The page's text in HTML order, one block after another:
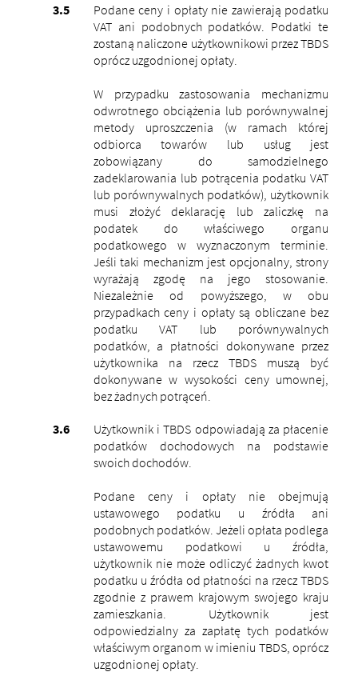
Podane ceny i opłaty nie zawierają podatku
VAT ani podobnych podatków. Podatki te
zostaną naliczone użytkownikowi przez TBDS
oprócz uzgodnionej opłaty.
W przypadku zastosowania mechanizmu
odwrotnego obciążenia lub porównywalnej
metody uproszczenia (w ramach której
odbiorca towarów lub usług jest
zobowiązany do samodzielnego
zadeklarowania lub potrącenia podatku VAT
lub porównywalnych podatków), użytkownik
musi złożyć deklarację lub zaliczkę na
podatek do właściwego organu
podatkowego w wyznaczonym terminie.
Jeśli taki mechanizm jest opcjonalny, strony
wyrażają zgodę na jego stosowanie.
Niezależnie od powyższego, w obu
przypadkach ceny i opłaty są obliczane bez
podatku VAT lub porównywalnych
podatków, a płatności dokonywane przez
użytkownika na rzecz TBDS muszą być
dokonywane w wysokości ceny umownej,
bez żadnych potrąceń.
Użytkownik i TBDS odpowiadają za płacenie
podatków dochodowych na podstawie
swoich dochodów.
Podane ceny i opłaty nie obejmują
ustawowego podatku u źródła ani
podobnych podatków. Jeżeli opłata podlega
ustawowemu podatkowi u źródła,
użytkownik nie może odliczyć żadnych kwot
podatku u źródła od płatności na rzecz TBDS
zgodnie z prawem krajowym swojego kraju
zamieszkania. Użytkownik jest
odpowiedzialny za zapłatę tych podatków
właściwym organom w imieniu TBDS, oprócz
uzgodnionej opłaty.